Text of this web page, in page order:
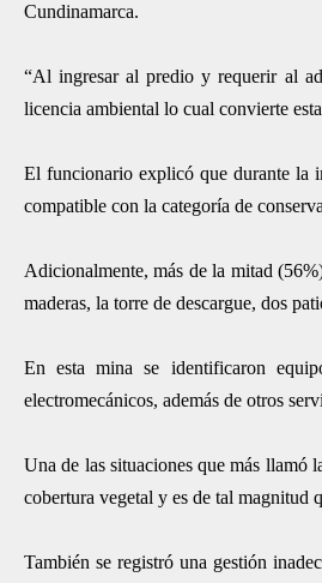
Cundinamarca.
“Al ingresar al predio y requerir al
licencia ambiental lo cual convierte
El funcionario explicó que durante la
compatible con la categoría de
Adicionalmente, más de la mitad
maderas, la torre de descargue, dos
En esta mina se identificaron
electromecánicos, además de otros
Una de las situaciones que más llamó
cobertura vegetal y es de tal magnitud
También se registró una gestión